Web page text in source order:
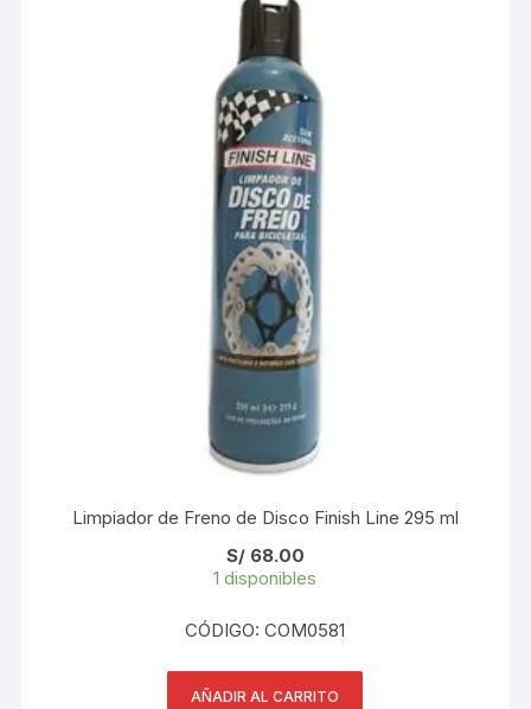
Limpiador de Freno de Disco Finish Line 295 ml
S/68.00
1 disponibles
CÓDIGO: COM0581
AÑADIR AL CARRITO